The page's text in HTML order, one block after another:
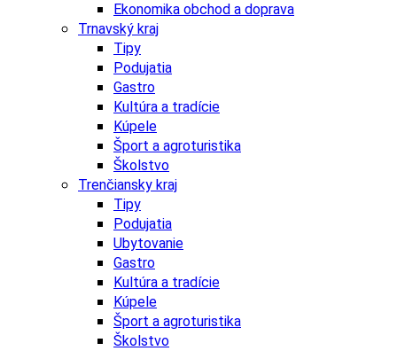
Ekonomika obchod a doprava
Trnavský kraj
Tipy
Podujatia
Gastro
Kultúra a tradície
Kúpele
Šport a agroturistika
Školstvo
Trenčiansky kraj
Tipy
Podujatia
Ubytovanie
Gastro
Kultúra a tradície
Kúpele
Šport a agroturistika
Školstvo